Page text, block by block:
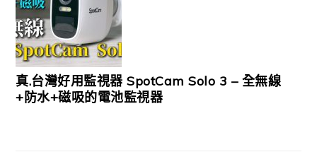
真.台灣好用監視器 SpotCam Solo 3 – 全無線
+防水+磁吸的電池監視器